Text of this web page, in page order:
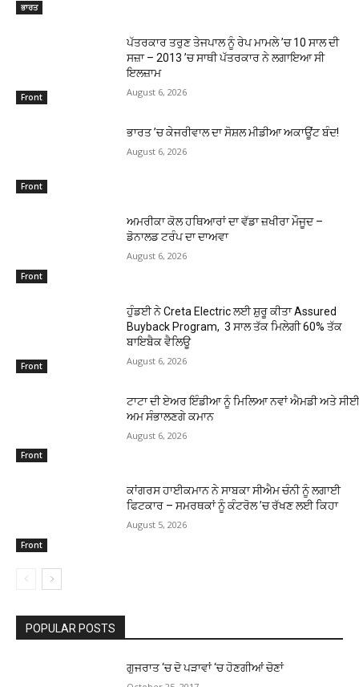
ਭਾਰਤ
Front
ਪੱਤਰਕਾਰ ਤਰੁਣ ਤੇਜਪਾਲ ਨੂੰ ਰੇਪ ਮਾਮਲੇ ’ਚ 10 ਸਾਲ ਦੀ
ਸਜ਼ਾ – 2013 ’ਚ ਸਾਥੀ ਪੱਤਰਕਾਰ ਨੇ ਲਗਾਇਆ ਸੀ
ਇਲਜ਼ਾਮ
August 6, 2026
Front
ਭਾਰਤ ’ਚ ਕੇਜਰੀਵਾਲ ਦਾ ਸੋਸ਼ਲ ਮੀਡੀਆ ਅਕਾਊਂਟ ਬੰਦ!
August 6, 2026
Front
ਅਮਰੀਕਾ ਕੋਲ ਹਥਿਆਰਾਂ ਦਾ ਵੱਡਾ ਜ਼ਖੀਰਾ ਮੌਜੂਦ –
ਡੋਨਾਲਡ ਟਰੰਪ ਦਾ ਦਾਅਵਾ
August 6, 2026
Front
ਹੁੰਡਈ ਨੇ Creta Electric ਲਈ ਸ਼ੁਰੂ ਕੀਤਾ Assured
Buyback Program, 3 ਸਾਲ ਤੱਕ ਮਿਲੇਗੀ 60% ਤੱਕ
ਬਾਇਬੈਕ ਵੈਲਿਊ
August 6, 2026
Front
ਟਾਟਾ ਦੀ ਏਅਰ ਇੰਡੀਆ ਨੂੰ ਮਿਲਿਆ ਨਵਾਂ ਐਮਡੀ ਅਤੇ
ਅਮ ਸੰਭਾਲਣਗੇ ਕਮਾਨ
August 6, 2026
Front
ਕਾਂਗਰਸ ਹਾਈਕਮਾਨ ਨੇ ਸਾਬਕਾ ਸੀਐਮ ਚੰਨੀ ਨੂੰ ਲਗਾਈ
ਫਿਟਕਾਰ – ਸਮਰਥਕਾਂ ਨੂੰ ਕੰਟਰੋਲ ’ਚ ਰੱਖਣ ਲਈ ਕਿਹਾ
August 5, 2026
POPULAR POSTS
ਗੁਜਰਾਤ ‘ਚ ਦੋ ਪੜਾਵਾਂ ‘ਚ ਹੋਣਗੀਆਂ ਚੋਣਾਂ